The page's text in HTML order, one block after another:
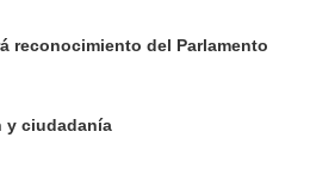
reconocimiento del Parlamento
y ciudadanía